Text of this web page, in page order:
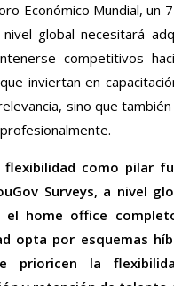
Económico Mundial, un
global necesitará
competitivos
inviertan en
sino que
como pilar
Surveys, a nivel
home office
opta por esquemas
prioricen la